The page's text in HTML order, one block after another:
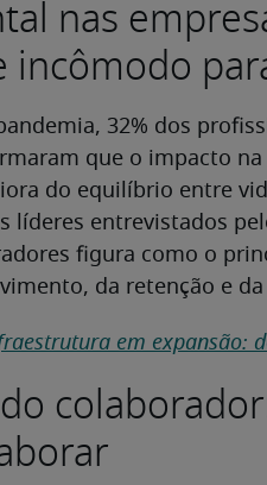
nas
incômodo
32% dos
que o impacto
do equilíbrio entre
líderes entrevistados
figura como o
da retenção e
em expansão: